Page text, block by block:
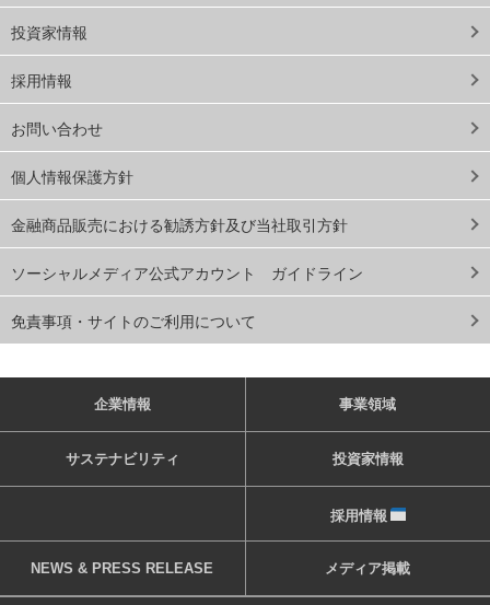
投資家情報
採用情報
お問い合わせ
個人情報保護方針
金融商品販売における勧誘方針及び当社取引方針
ソーシャルメディア公式アカウント ガイドライン
免責事項・サイトのご利用について
企業情報 事業領域
サステナビリティ 投資家情報
採用情報
NEWS & PRESS RELEASE メディア掲載